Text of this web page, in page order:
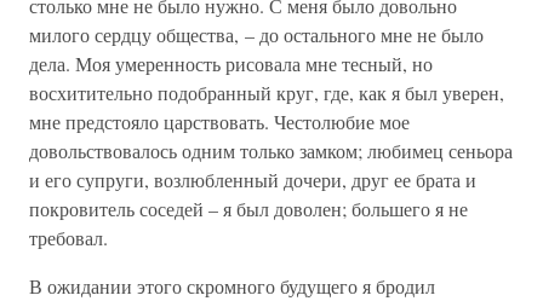
столько мне не было нужно. С меня было довольно
милого сердцу общества, – до остального мне не было
дела. Моя умеренность рисовала мне тесный, но
восхитительно подобранный круг, где, как я был уверен,
мне предстояло царствовать. Честолюбие мое
довольствовалось одним только замком; любимец сеньора
и его супруги, возлюбленный дочери, друг ее брата и
покровитель соседей – я был доволен; большего я не
требовал.
В ожидании этого скромного будущего я бродил